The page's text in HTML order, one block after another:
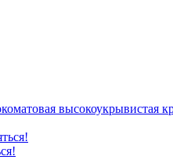
высокоукрывистая